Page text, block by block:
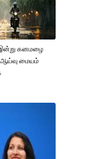
இன்று கனமழை
ஆய்வு மையம்